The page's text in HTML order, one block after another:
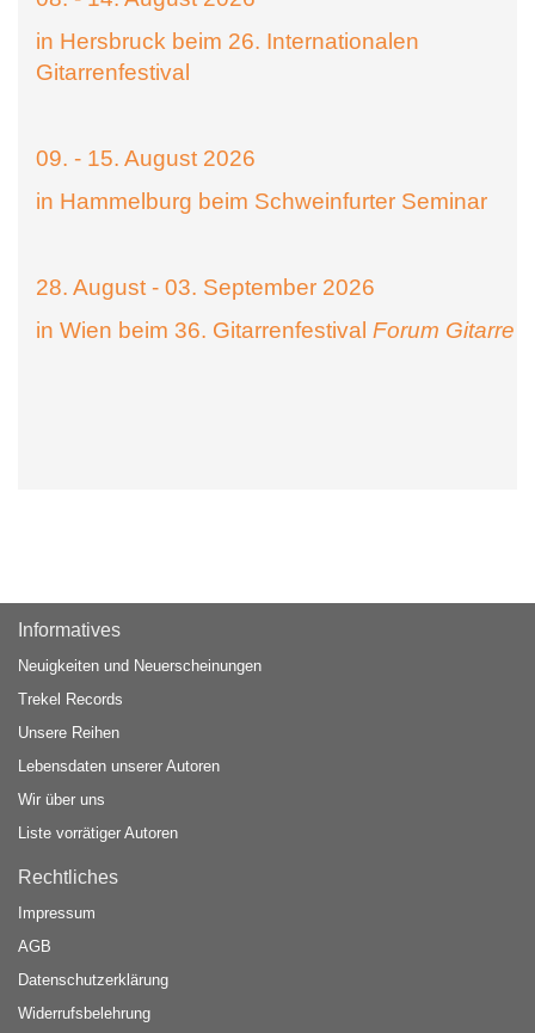
in Hersbruck beim 26. Internationalen
Gitarrenfestival
09. - 15. August 2026
in Hammelburg beim Schweinfurter Seminar
28. August - 03. September 2026
in Wien beim 36. Gitarrenfestival Forum Gitarre
Informatives
Neuigkeiten und Neuerscheinungen
Trekel Records
Unsere Reihen
Lebensdaten unserer Autoren
Wir über uns
Liste vorrätiger Autoren
Rechtliches
Impressum
AGB
Datenschutzerklärung
Widerrufsbelehrung